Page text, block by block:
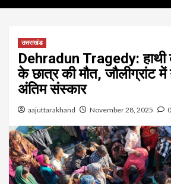
उत्तराखंड
Dehradun Tragedy:
के छात्र की मौत, जौलीग्रांट में
अंतिम संस्कार
aajuttarakhand November 28, 2025 0